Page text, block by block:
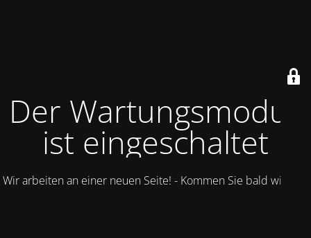
Der Wartungsmodus
ist eingeschaltet
Wir arbeiten an einer neuen Seite! - Kommen Sie bald wieder.